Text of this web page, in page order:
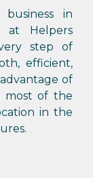
in
Helpers
step of
efficient,
of
most of the
in the